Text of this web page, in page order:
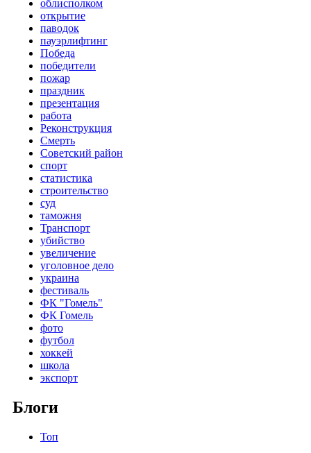
облисполком
открытие
паводок
пауэрлифтинг
Победа
победители
пожар
праздник
презентация
работа
Реконструкция
Смерть
Советский район
спорт
статистика
строительство
суд
таможня
Транспорт
убийство
увеличение
уголовное дело
украина
фестиваль
ФК "Гомель"
ФК Гомель
фото
футбол
хоккей
школа
экспорт
Блоги
Топ